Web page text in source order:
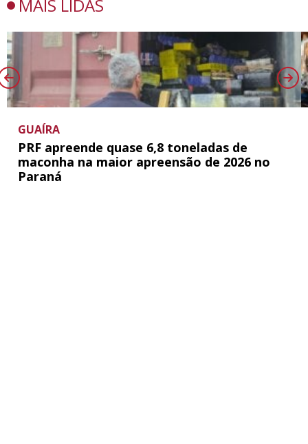
MAIS LIDAS
GUAÍRA
PRF apreende quase 6,8 toneladas de
maconha na maior apreensão de 2026 no
Paraná